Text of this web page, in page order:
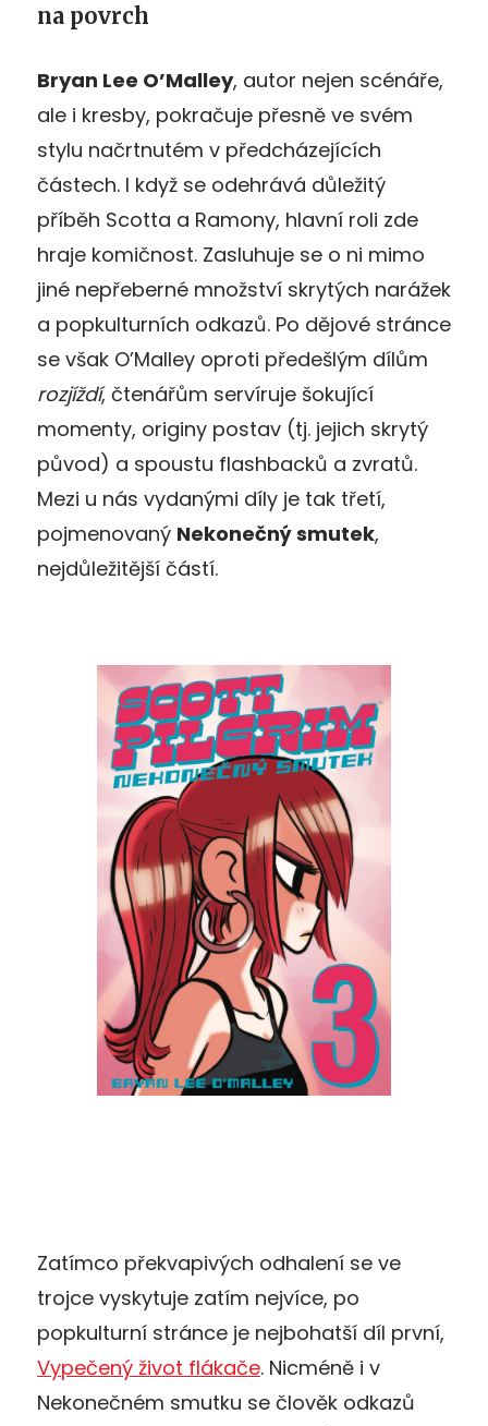
na povrch
Bryan Lee O’Malley, autor nejen scénáře,
ale i kresby, pokračuje přesně ve svém
stylu načrtnutém v předcházejících
částech. I když se odehrává důležitý
příběh Scotta a Ramony, hlavní roli zde
hraje komičnost. Zasluhuje se o ni mimo
jiné nepřeberné množství skrytých narážek
a popkulturních odkazů. Po dějové stránce
se však O’Malley oproti předešlým dílům
rozjíždí, čtenářům servíruje šokující
momenty, originy postav (tj. jejich skrytý
původ) a spoustu flashbacků a zvratů.
Mezi u nás vydanými díly je tak třetí,
pojmenovaný Nekonečný smutek,
nejdůležitější částí.
Zatímco překvapivých odhalení se ve
trojce vyskytuje zatím nejvíce, po
popkulturní stránce je nejbohatší díl první,
Vypečený život flákače. Nicméně i v
Nekonečném smutku se člověk odkazů